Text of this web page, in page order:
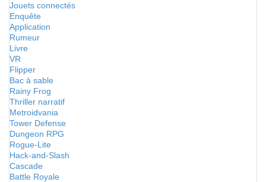
Jouets connectés
Enquête
Application
Rumeur
Livre
VR
Flipper
Bac à sable
Rainy Frog
Thriller narratif
Metroidvania
Tower Defense
Dungeon RPG
Rogue-Lite
Hack-and-Slash
Cascade
Battle Royale